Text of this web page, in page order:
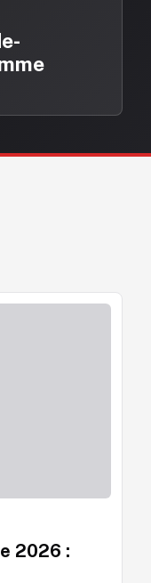
2026 :